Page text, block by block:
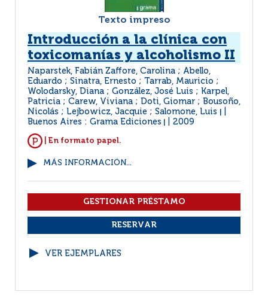
Texto impreso
Introducción a la clínica con
toxicomanías y alcoholismo II
Naparstek, Fabián Zaffore, Carolina ; Abello,
Eduardo ; Sinatra, Ernesto ; Tarrab, Mauricio ;
Wolodarsky, Diana ; González, José Luis ; Karpel,
Patricia ; Carew, Viviana ; Doti, Giomar ; Bousoño,
Nicolás ; Lejbowicz, Jacquie ; Salomone, Luis
Buenos Aires : Grama Ediciones 2009
| En formato papel.
MÁS INFORMACIÓN...
VER EJEMPLARES